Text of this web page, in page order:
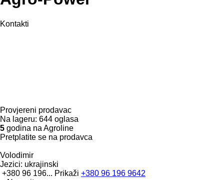
Kontakti
Provjereni prodavac
Na lageru: 644 oglasa
5 godina na Agroline
Pretplatite se na prodavca
Volodimir
Jezici: ukrajinski
+380 96 196... Prikaži +380 96 196 9642